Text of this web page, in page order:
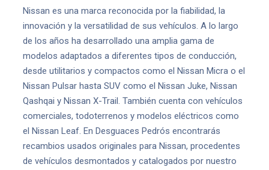
Nissan es una marca reconocida por la fiabilidad, la
innovación y la versatilidad de sus vehículos. A lo largo
de los años ha desarrollado una amplia gama de
modelos adaptados a diferentes tipos de conducción,
desde utilitarios y compactos como el Nissan Micra o el
Nissan Pulsar hasta SUV como el Nissan Juke, Nissan
Qashqai y Nissan X-Trail. También cuenta con vehículos
comerciales, todoterrenos y modelos eléctricos como
el Nissan Leaf. En Desguaces Pedrós encontrarás
recambios usados originales para Nissan, procedentes
de vehículos desmontados y catalogados por nuestro